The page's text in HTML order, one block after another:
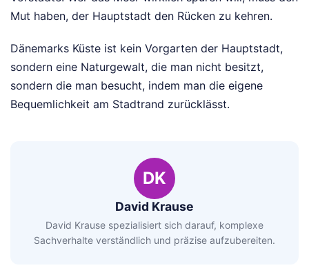
Mut haben, der Hauptstadt den Rücken zu kehren.
Dänemarks Küste ist kein Vorgarten der Hauptstadt,
sondern eine Naturgewalt, die man nicht besitzt,
sondern die man besucht, indem man die eigene
Bequemlichkeit am Stadtrand zurücklässt.
DK
David Krause
David Krause spezialisiert sich darauf, komplexe
Sachverhalte verständlich und präzise aufzubereiten.